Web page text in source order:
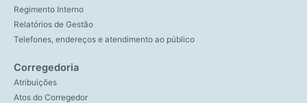
Regimento Interno
Relatórios de Gestão
Telefones, endereços e atendimento ao público
Corregedoria
Atribuições
Atos do Corregedor